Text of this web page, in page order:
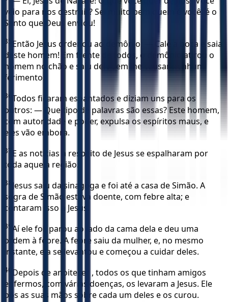
veio para nos destruir? Sei muito bem quem é você: é o
Santo que Deus enviou!
35 Então Jesus ordenou ao demônio: — Cale a boca e saia
deste homem! Em frente de todos, o demônio atirou o
homem no chão e saiu dele sem lhe causar nenhum
ferimento.
36 Todos ficaram espantados e diziam uns para os
outros: — Que tipo de palavras são essas? Este homem,
com autoridade e poder, expulsa os espíritos maus, e
eles vão embora.
37 E as notícias a respeito de Jesus se espalharam por
toda aquela região.
38 Jesus saiu da sinagoga e foi até a casa de Simão. A
sogra de Simão estava doente, com febre alta; e
contaram isso a Jesus.
39 Aí ele foi, parou ao lado da cama dela e deu uma
ordem à febre. A febre saiu da mulher, e, no mesmo
instante, ela se levantou e começou a cuidar deles.
40 Depois de anoitecer , todos os que tinham amigos
enfermos, com várias doenças, os levaram a Jesus. Ele
pôs as suas mãos sobre cada um deles e os curou.